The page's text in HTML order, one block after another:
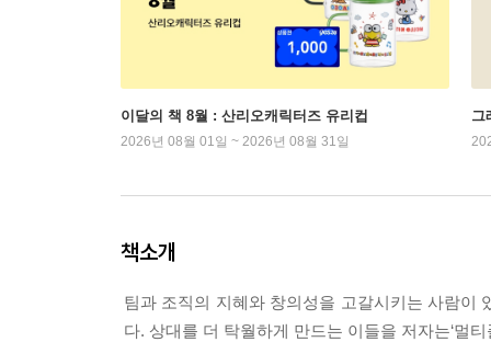
이달의 책 8월 : 산리오캐릭터즈 유리컵
2026년 08월 01일 ~ 2026년 08월 31일
그
책소개
팀과 조직의 지혜와 창의성을 고갈시키는 사람이
다. 상대를 더 탁월하게 만드는 이들을 저자는‘멀